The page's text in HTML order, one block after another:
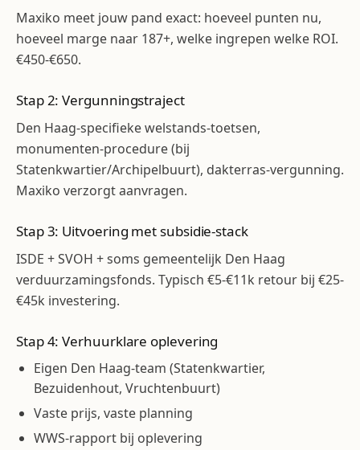
Maxiko meet jouw pand exact: hoeveel punten nu,
hoeveel marge naar 187+, welke ingrepen welke ROI.
€450-€650.
Stap 2: Vergunningstraject
Den Haag-specifieke welstands-toetsen,
monumenten-procedure (bij
Statenkwartier/Archipelbuurt), dakterras-vergunning.
Maxiko verzorgt aanvragen.
Stap 3: Uitvoering met subsidie-stack
ISDE + SVOH + soms gemeentelijk Den Haag
verduurzamingsfonds. Typisch €5-€11k retour bij €25-
€45k investering.
Stap 4: Verhuurklare oplevering
Eigen Den Haag-team (Statenkwartier,
Bezuidenhout, Vruchtenbuurt)
Vaste prijs, vaste planning
WWS-rapport bij oplevering